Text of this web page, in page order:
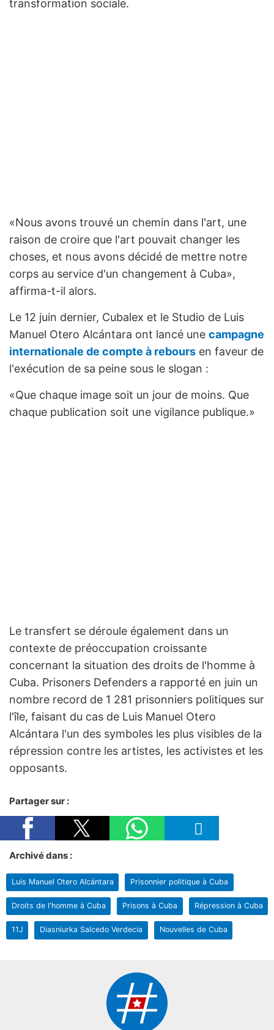
transformation sociale.
«Nous avons trouvé un chemin dans l'art, une
raison de croire que l'art pouvait changer les
choses, et nous avons décidé de mettre notre
corps au service d'un changement à Cuba»,
affirma-t-il alors.
Le 12 juin dernier, Cubalex et le Studio de Luis
Manuel Otero Alcántara ont lancé une campagne
internationale de compte à rebours en faveur de
l'exécution de sa peine sous le slogan :
«Que chaque image soit un jour de moins. Que
chaque publication soit une vigilance publique.»
Le transfert se déroule également dans un
contexte de préoccupation croissante
concernant la situation des droits de l'homme à
Cuba. Prisoners Defenders a rapporté en juin un
nombre record de 1 281 prisonniers politiques sur
l'île, faisant du cas de Luis Manuel Otero
Alcántara l'un des symboles les plus visibles de la
répression contre les artistes, les activistes et les
opposants.
Partager sur :
Archivé dans :
Luis Manuel Otero Alcántara Prisonnier politique à Cuba
Droits de l'homme à Cuba Prisons à Cuba Répression à Cuba
11J Diasniurka Salcedo Verdecia Nouvelles de Cuba